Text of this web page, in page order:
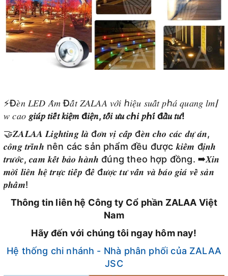
⚡Đ𝑒̀𝑛 𝐿𝐸𝐷 𝐴̂𝑚 Đ𝑎̂́𝑡 𝑍𝐴𝐿𝐴𝐴 𝑣𝑜̛́𝑖 ℎ𝑖𝑒̣̂𝑢 𝑠𝑢𝑎̂́𝑡 𝑝ℎ𝑎́ 𝑞𝑢𝑎𝑛𝑔 𝑙𝑚/
𝑤 𝑐𝑎𝑜 𝑔𝑖𝑢́𝑝 𝑡𝑖𝑒̂́𝑡 𝑘𝑖𝑒̣̂𝑚 đ𝑖𝑒̣̂𝑛, 𝑡𝑜̂́𝑖 𝑢̛𝑢 𝑐ℎ𝑖 𝑝ℎ𝑖́ đ𝑎̂̀𝑢 𝑡𝑢̛!
🤝𝒁𝑨𝑳𝑨𝑨 𝑳𝒊𝒈𝒉𝒕𝒊𝒏𝒈 𝒍𝒂̀ đ𝒐̛𝒏 𝒗𝒊̣ 𝒄𝒂̂́𝒑 đ𝒆̀𝒏 𝒄𝒉𝒐 𝒄𝒂́𝒄 𝒅𝒖̛̣ 𝒂́𝒏,
𝒄𝒐̂𝒏𝒈 𝒕𝒓𝒊̀𝒏𝒉 nên các sản phẩm đều được 𝒌𝒊𝒆̂̉𝒎 đ𝒊̣𝒏𝒉
𝒕𝒓𝒖̛𝒐̛́𝒄, 𝒄𝒂𝒎 𝒌𝒆̂́𝒕 𝒃𝒂̉𝒐 𝒉𝒂̀𝒏𝒉 đúng theo hợp đồng. ➡𝑿𝒊𝒏
𝒎𝒐̛̀𝒊 𝒍𝒊𝒆̂𝒏 𝒉𝒆̣̂ 𝒕𝒓𝒖̛̣𝒄 𝒕𝒊𝒆̂́𝒑 đ𝒆̂̉ đ𝒖̛𝒐̛̣𝒄 𝒕𝒖̛ 𝒗𝒂̂́𝒏 𝒗𝒂̀ 𝒃𝒂́𝒐 𝒈𝒊𝒂́ 𝒗𝒆̂̀ 𝒔𝒂̉𝒏
𝒑𝒉𝒂̂̉𝒎!
Thông tin liên hệ Công ty Cổ phần ZALAA Việt
Nam
Hãy đến với chúng tôi ngay hôm nay!
Hệ thống chi nhánh - Nhà phân phối của ZALAA
JSC